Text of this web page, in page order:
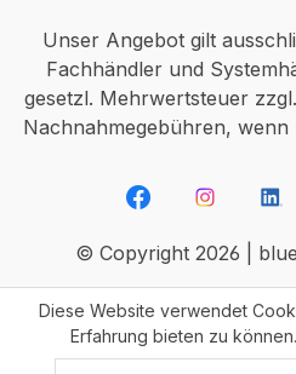
Unser Angebot gilt
Fachhändler und
gesetzl. Mehrwertsteuer zzgl.
Nachnahmegebühren, wenn
© Copyright 2026 |
Diese Website verwendet
Erfahrung bieten zu können.